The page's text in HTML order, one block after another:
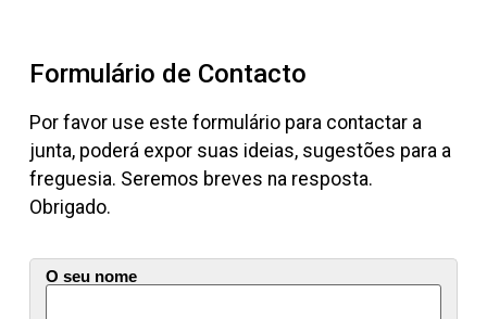
Formulário de Contacto
Por favor use este formulário para contactar a
junta, poderá expor suas ideias, sugestões para a
freguesia. Seremos breves na resposta.
Obrigado.
O seu nome